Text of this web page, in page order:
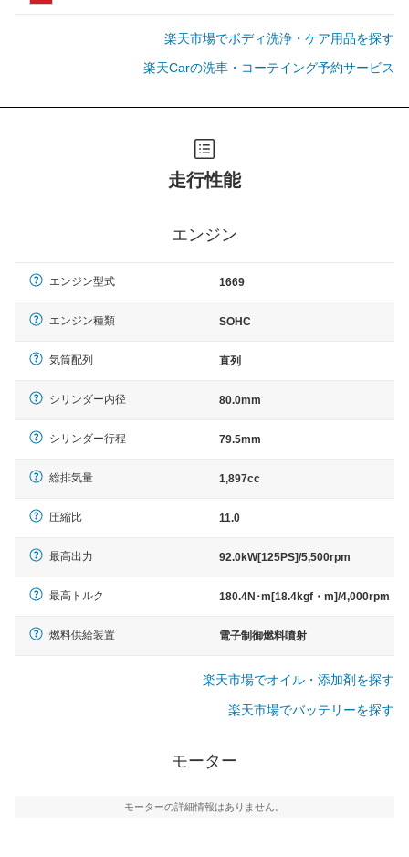
楽天市場でボディ洗浄・ケア用品を探す
楽天Carの洗車・コーテイング予約サービス
走行性能
エンジン
エンジン型式 1669
エンジン種類 SOHC
気筒配列 直列
シリンダー内径 80.0mm
シリンダー行程 79.5mm
総排気量 1,897cc
圧縮比 11.0
最高出力 92.0kW[125PS]/5,500rpm
最高トルク 180.4N･m[18.4kgf・m]/4,000rpm
燃料供給装置 電子制御燃料噴射
楽天市場でオイル・添加剤を探す
楽天市場でバッテリーを探す
モーター
モーターの詳細情報はありません。